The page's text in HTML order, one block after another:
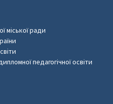
міської ради
педагогічної освіти